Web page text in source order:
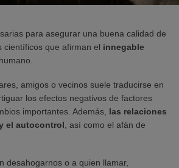
para asegurar una buena calidad de
científicos que afirman el innegable
amigos o vecinos suele traducirse en
los efectos negativos de factores
importantes. Además, las relaciones
el autocontrol , así como el afán de
desahogarnos o a quien llamar,